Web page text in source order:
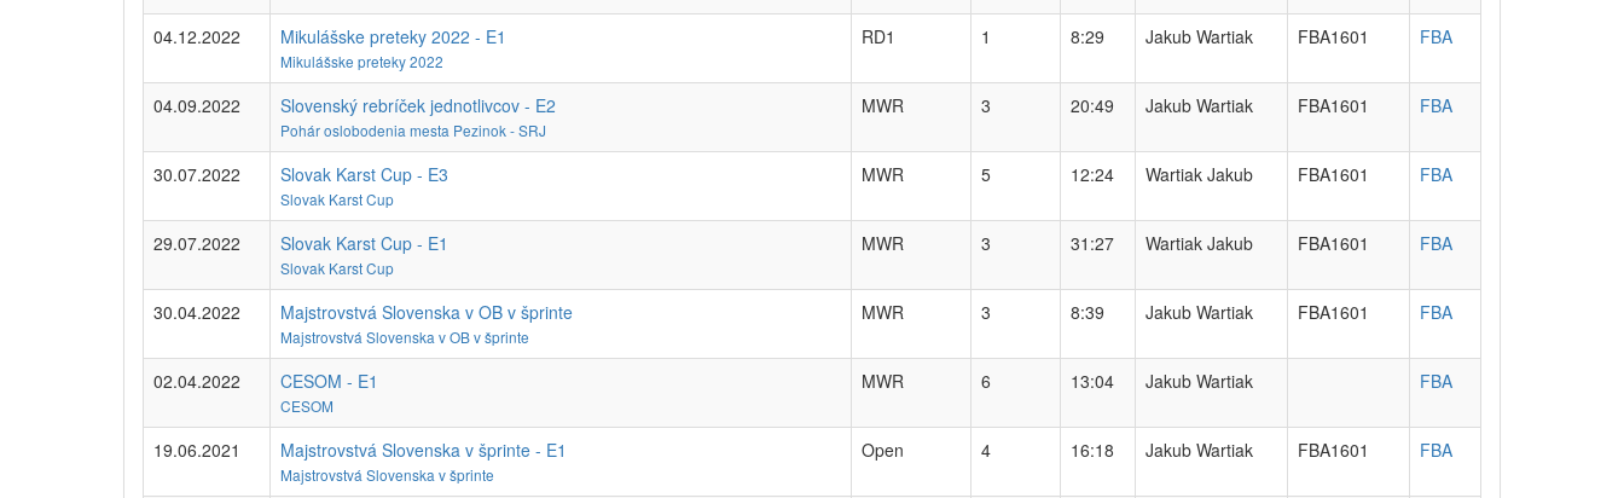
04.12.2022 Mikulášske preteky 2022 - E1
Mikulášske preteky 2022
RD1 1 8:29 Jakub Wartiak FBA1601 FBA
04.09.2022 Slovenský rebríček jednotlivcov - E2
Pohár oslobodenia mesta Pezinok - SRJ
MWR 3 20:49 Jakub Wartiak FBA1601 FBA
30.07.2022 Slovak Karst Cup - E3
Slovak Karst Cup
MWR 5 12:24 Wartiak Jakub FBA1601 FBA
29.07.2022 Slovak Karst Cup - E1
Slovak Karst Cup
MWR 3 31:27 Wartiak Jakub FBA1601 FBA
30.04.2022 Majstrovstvá Slovenska v OB v šprinte
Majstrovstvá Slovenska v OB v šprinte
MWR 3 8:39 Jakub Wartiak FBA1601 FBA
02.04.2022 CESOM - E1
CESOM
MWR 6 13:04 Jakub Wartiak FBA
19.06.2021 Majstrovstvá Slovenska v šprinte - E1
Majstrovstvá Slovenska v šprinte
Open 4 16:18 Jakub Wartiak FBA1601 FBA